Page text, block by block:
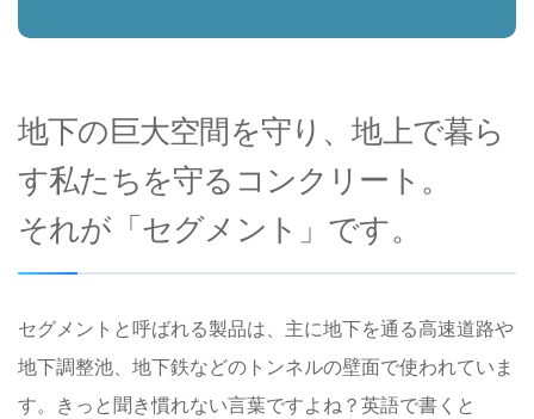
地下の巨大空間を守り、地上で暮ら
す私たちを守るコンクリート。
それが「セグメント」です。
セグメントと呼ばれる製品は、主に地下を通る高速道路や
地下調整池、地下鉄などのトンネルの壁面で使われていま
す。きっと聞き慣れない言葉ですよね？英語で書くと